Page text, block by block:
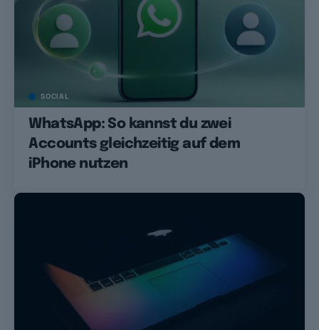
SOCIAL
WhatsApp: So kannst du zwei
Accounts gleichzeitig auf dem
iPhone nutzen